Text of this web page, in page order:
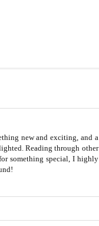
new and exciting, and a
Reading through other
something special, I highly